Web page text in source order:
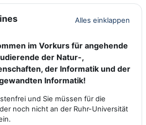
Alles einklappen
im Vorkurs für angehende
der Natur-,
der Informatik und der
Informatik!
und Sie müssen für die
noch nicht an der Ruhr-Universität